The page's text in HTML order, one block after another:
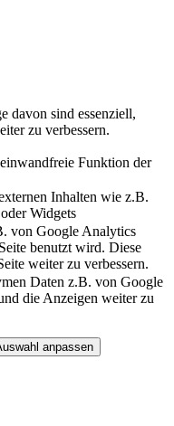
davon sind essenziell,
zu verbessern.
Funktion der
Inhalten wie z.B.
Widgets
von Google Analytics
benutzt wird. Diese
weiter zu verbessern.
Daten z.B. von Google
die Anzeigen weiter zu
anpassen